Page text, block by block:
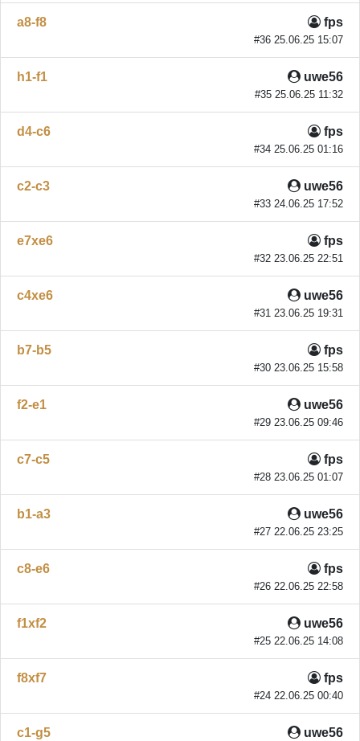
fps
#36 25.06.25 15:07
a8-f8
uwe56
#35 25.06.25 11:32
h1-f1
fps
#34 25.06.25 01:16
d4-c6
uwe56
#33 24.06.25 17:52
c2-c3
fps
#32 23.06.25 22:51
e7xe6
uwe56
#31 23.06.25 19:31
c4xe6
fps
#30 23.06.25 15:58
b7-b5
uwe56
#29 23.06.25 09:46
f2-e1
fps
#28 23.06.25 01:07
c7-c5
uwe56
#27 22.06.25 23:25
b1-a3
fps
#26 22.06.25 22:58
c8-e6
uwe56
#25 22.06.25 14:08
f1xf2
fps
#24 22.06.25 00:40
f8xf7
uwe56
c1-g5